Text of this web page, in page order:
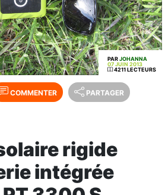
PARJOHANNA
07 JUIN 2013
4211 LECTEURS
COMMENTER PARTAGER
rigide
intégrée